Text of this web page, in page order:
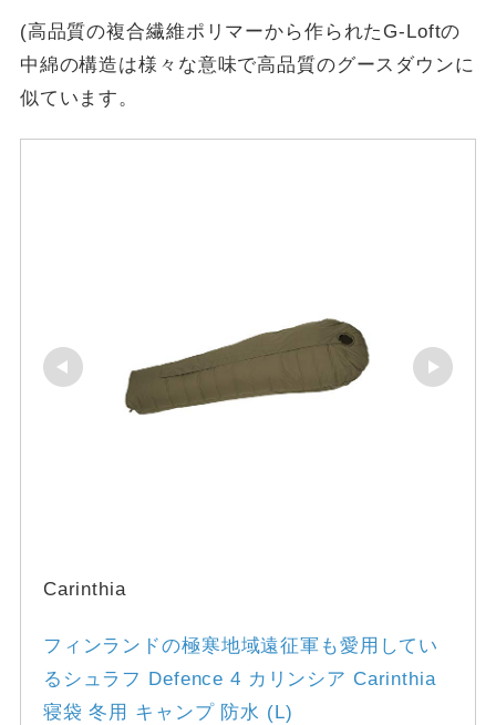
(高品質の複合繊維ポリマーから作られたG-Loftの
中綿の構造は様々な意味で高品質のグースダウンに
似ています。
Carinthia
フィンランドの極寒地域遠征軍も愛用してい
るシュラフ Defence 4 カリンシア Carinthia
寝袋 冬用 キャンプ 防水 (L)